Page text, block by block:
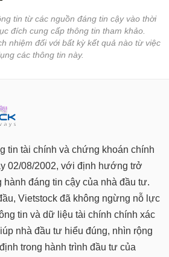
tin từ các nguồn đáng tin cậy vào thời
đích cung cấp thông tin tham khảo.
nhiệm đối với bất kỳ kết quả nào từ việc
các thông tin này.
tin tài chính và chứng khoán chính
02/08/2002, với định hướng trở
đáng tin cậy của nhà đầu tư.
Vietstock đã không ngừng nỗ lực
tin và dữ liệu tài chính chính xác
nhà đầu tư hiểu đúng, nhìn rộng
trong hành trình đầu tư của